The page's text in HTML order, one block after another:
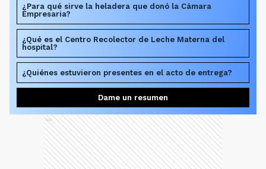
¿Para qué sirve la heladera que donó la Cámara
Empresaria?
¿Qué es el Centro Recolector de Leche Materna del
hospital?
¿Quiénes estuvieron presentes en el acto de entrega?
Dame un resumen
Ads